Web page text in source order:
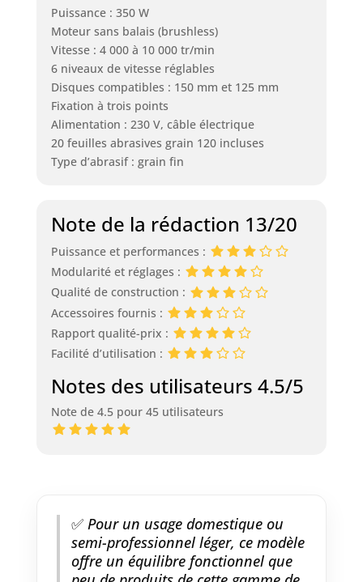
Puissance : 350 W
Moteur sans balais (brushless)
Vitesse : 4 000 à 10 000 tr/min
6 niveaux de vitesse réglables
Disques compatibles : 150 mm et 125 mm
Fixation à trois points
Alimentation : 230 V, câble électrique
20 feuilles abrasives grain 120 incluses
Type d’abrasif : grain fin
Note de la rédaction 13/20
Puissance et performances :
Modularité et réglages :
Qualité de construction :
Accessoires fournis :
Rapport qualité-prix :
Facilité d’utilisation :
Notes des utilisateurs 4.5/5
Note de 4.5 pour 45 utilisateurs
✅Pour un usage domestique ou
semi-professionnel léger, ce modèle
offre un équilibre fonctionnel que